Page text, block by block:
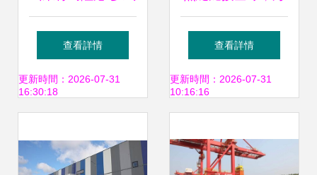
聯運”助力企業產銷
暢通
查看詳情
更新時間：2026-07-31
16:30:18
鐵聯運領航——中
遠海控多式聯運解
查看詳情
更新時間：2026-07-31
10:16:16